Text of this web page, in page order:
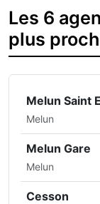
Les 6
plus
Melun Saint
Melun
Melun Gare
Melun
Cesson